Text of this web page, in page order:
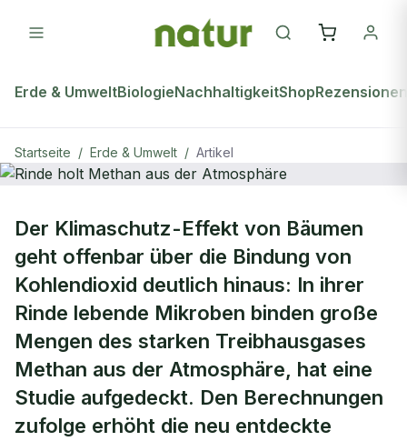
Erde & UmweltBiologieNachhaltigkeitShopRezensionen
Startseite / Erde & Umwelt / Artikel
Rinde holt Methan aus der
Atmosphäre
Der Klimaschutz-Effekt von Bäumen
geht offenbar über die Bindung von
Kohlendioxid deutlich hinaus: In ihrer
Rinde lebende Mikroben binden große
Mengen des starken Treibhausgases
Methan aus der Atmosphäre, hat eine
Studie aufgedeckt. Den Berechnungen
zufolge erhöht die neu entdeckte